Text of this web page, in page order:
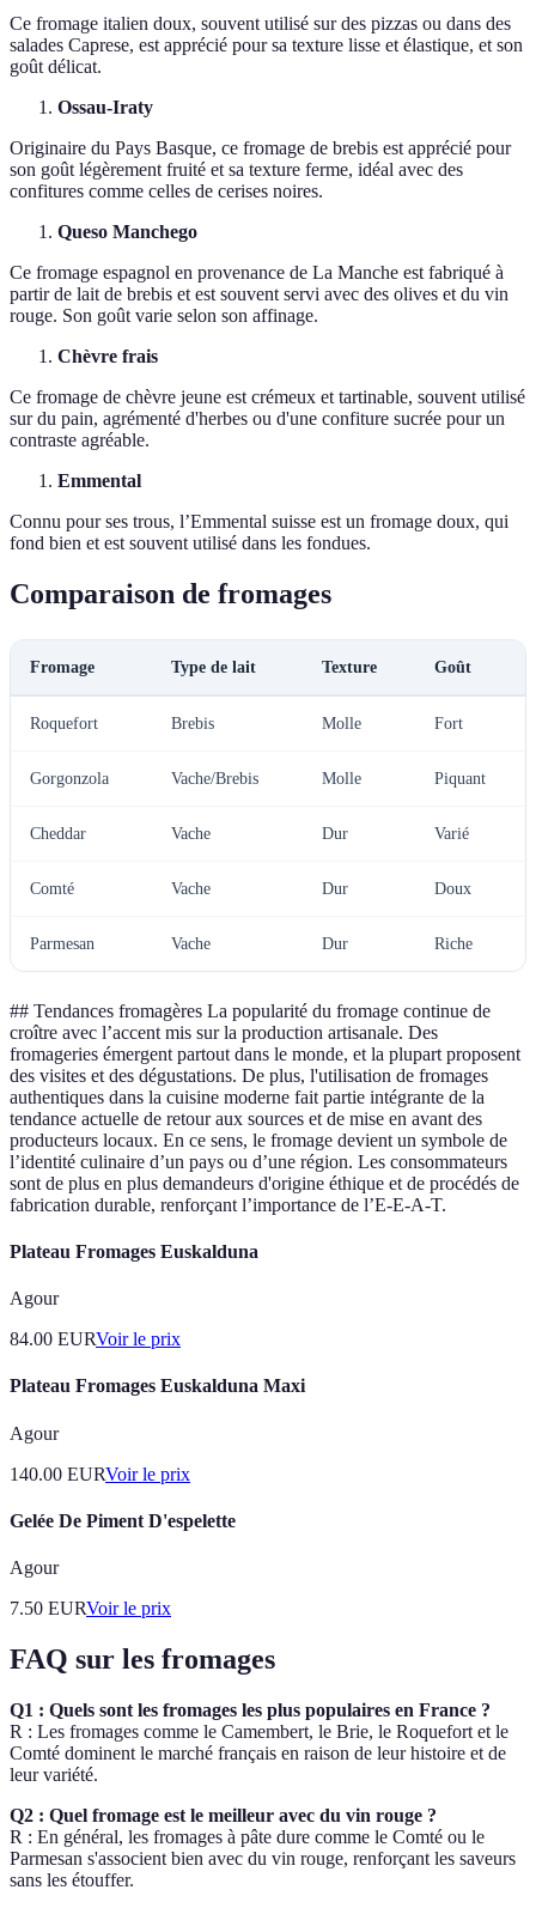
Ce fromage italien doux, souvent utilisé sur des pizzas ou dans des
salades Caprese, est apprécié pour sa texture lisse et élastique, et son
goût délicat.
Ossau-Iraty
Originaire du Pays Basque, ce fromage de brebis est apprécié pour
son goût légèrement fruité et sa texture ferme, idéal avec des
confitures comme celles de cerises noires.
Queso Manchego
Ce fromage espagnol en provenance de La Manche est fabriqué à
partir de lait de brebis et est souvent servi avec des olives et du vin
rouge. Son goût varie selon son affinage.
Chèvre frais
Ce fromage de chèvre jeune est crémeux et tartinable, souvent utilisé
sur du pain, agrémenté d'herbes ou d'une confiture sucrée pour un
contraste agréable.
Emmental
Connu pour ses trous, l’Emmental suisse est un fromage doux, qui
fond bien et est souvent utilisé dans les fondues.
Comparaison de fromages
Fromage Type de lait Texture Goût
Roquefort Brebis Molle Fort
Gorgonzola Vache/Brebis Molle Piquant
Cheddar Vache Dur Varié
Comté Vache Dur Doux
Parmesan Vache Dur Riche
## Tendances fromagères La popularité du fromage continue de
croître avec l’accent mis sur la production artisanale. Des
fromageries émergent partout dans le monde, et la plupart proposent
des visites et des dégustations. De plus, l'utilisation de fromages
authentiques dans la cuisine moderne fait partie intégrante de la
tendance actuelle de retour aux sources et de mise en avant des
producteurs locaux. En ce sens, le fromage devient un symbole de
l’identité culinaire d’un pays ou d’une région. Les consommateurs
sont de plus en plus demandeurs d'origine éthique et de procédés de
fabrication durable, renforçant l’importance de l’E-E-A-T.
Plateau Fromages Euskalduna
Agour
84.00 EURVoir le prix
Plateau Fromages Euskalduna Maxi
Agour
140.00 EURVoir le prix
Gelée De Piment D'espelette
Agour
7.50 EURVoir le prix
FAQ sur les fromages
Q1 : Quels sont les fromages les plus populaires en France ?
R : Les fromages comme le Camembert, le Brie, le Roquefort et le
Comté dominent le marché français en raison de leur histoire et de
leur variété.
Q2 : Quel fromage est le meilleur avec du vin rouge ?
R : En général, les fromages à pâte dure comme le Comté ou le
Parmesan s'associent bien avec du vin rouge, renforçant les saveurs
sans les étouffer.